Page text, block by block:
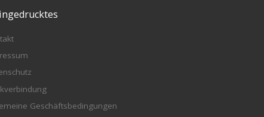
Geschäftsbedingungen